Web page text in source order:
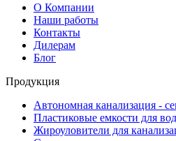
О Компании
Наши работы
Контакты
Дилерам
Блог
Продукция
Автономная канализация -
Пластиковые емкости для
Жироуловители для